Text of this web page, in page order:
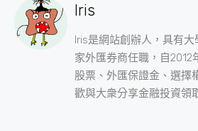
Iris
Iris是網站創辦人，具有
家外匯券商任職，自2012
股票、外匯保證金、選擇
歡與大衆分享金融投資領